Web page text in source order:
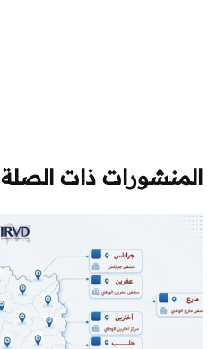
المنشورات ذات الصلة